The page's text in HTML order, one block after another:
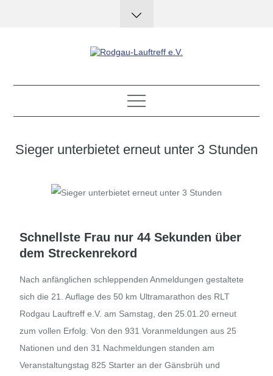
Rodgau-Lauftreff e.V.
Sieger unterbietet erneut unter 3 Stunden
Schnellste Frau nur 44 Sekunden über
dem Streckenrekord
Nach anfänglichen schleppenden Anmeldungen gestaltete
sich die 21. Auflage des 50 km Ultramarathon des RLT
Rodgau Lauftreff e.V. am Samstag, den 25.01.20 erneut
zum vollen Erfolg. Von den 931 Voranmeldungen aus 25
Nationen und den 31 Nachmeldungen standen am
Veranstaltungstag 825 Starter an der Gänsbrüh und